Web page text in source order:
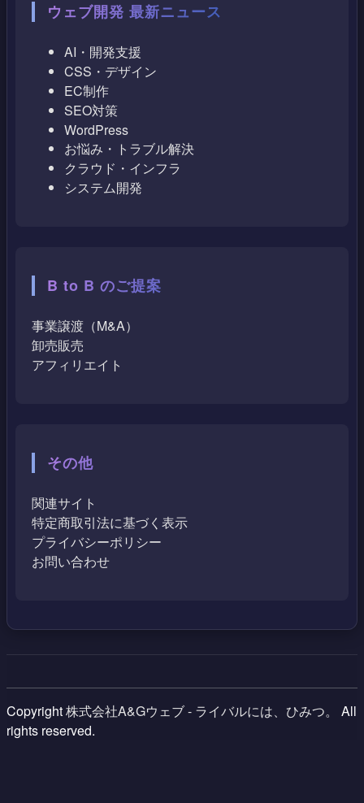
ウェブ開発 最新ニュース
AI・開発支援
CSS・デザイン
EC制作
SEO対策
WordPress
お悩み・トラブル解決
クラウド・インフラ
システム開発
B to B のご提案
事業譲渡（M&A）
卸売販売
アフィリエイト
その他
関連サイト
特定商取引法に基づく表示
プライバシーポリシー
お問い合わせ
Copyright株式会社A&Gウェブ - ライバルには、ひみつ。
All
rights reserved.